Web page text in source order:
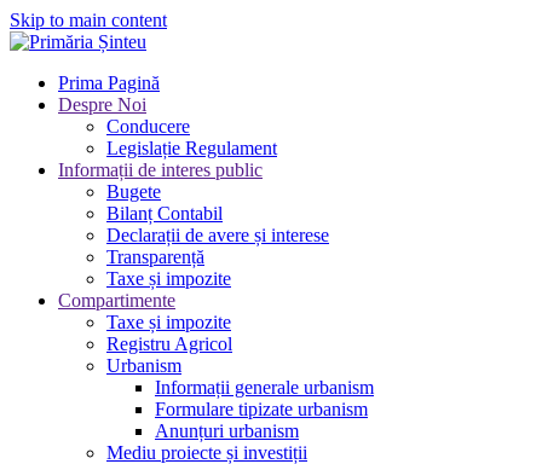
Skip to main content
Prima Pagină
Despre Noi
Conducere
Legislație Regulament
Informații de interes public
Bugete
Bilanț Contabil
Declarații de avere și interese
Transparență
Taxe și impozite
Compartimente
Taxe și impozite
Registru Agricol
Urbanism
Informații generale urbanism
Formulare tipizate urbanism
Anunțuri urbanism
Mediu proiecte și investiții